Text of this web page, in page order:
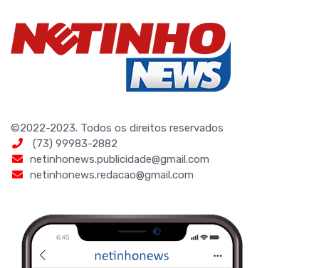
©2022-2023. Todos os direitos reservados
(73) 99983-2882
netinhonews.publicidade@gmail.com
netinhonews.redacao@gmail.com